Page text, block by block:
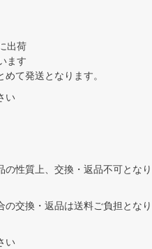
出荷
ます
て発送となります。
い
性質上、交換・返品不可となり
交換・返品は送料ご負担となり
い